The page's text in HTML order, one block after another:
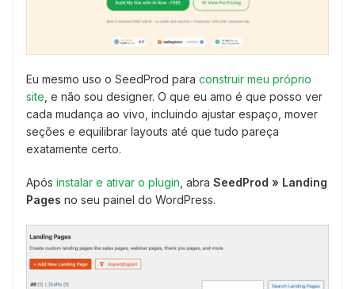
Eu mesmo uso o SeedProd para construir meu próprio
site , e não sou designer. O que eu amo é que posso ver
cada mudança ao vivo, incluindo ajustar espaço, mover
seções e equilibrar layouts até que tudo pareça
exatamente certo.
Após instalar e ativar o plugin , abra SeedProd » Landing
Pages no seu painel do WordPress.